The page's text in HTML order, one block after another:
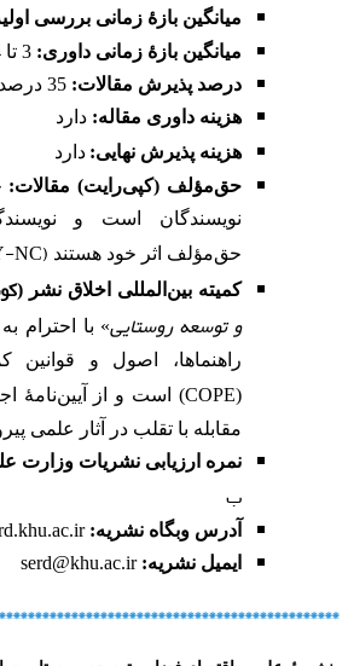
میانگین بازۀ زمانی بررسی
میانگین بازۀ زمانی داوری: 3 تا 4 ماه
درصد پذیرش مقالات: 35 درصد
هزینه داوری مقاله: دارد
هزینه پذیرش نهایی: دارد
حق‌مؤلف (کپی‌رایت) مقالات:
نویسندگان است و
حق‌مؤلف اثر خود هستند (
NC
کمیته بین‌المللی اخلاق نشر (
و توسعه روستایی» با احترام
راهنماها، اصول و قوانین
(
COPE) است و از آیین‌نامۀ
مقابله با تقلب در آثار علمی
نمره ارزیابی نشریات وزارت علوم
ب
آدرس وبگاه نشریه:
ایمیل نشریه:serd@khu.ac.ir